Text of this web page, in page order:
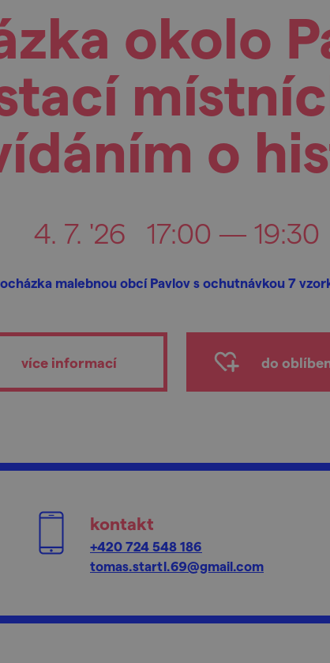
okolo
o
4. 7. '26 17:00 — 19:30
malebnou obcí Pavlov s ochutnávkou 7
více informací do
kontakt
+420 724 548 186
tomas.startl.69@gmail.com